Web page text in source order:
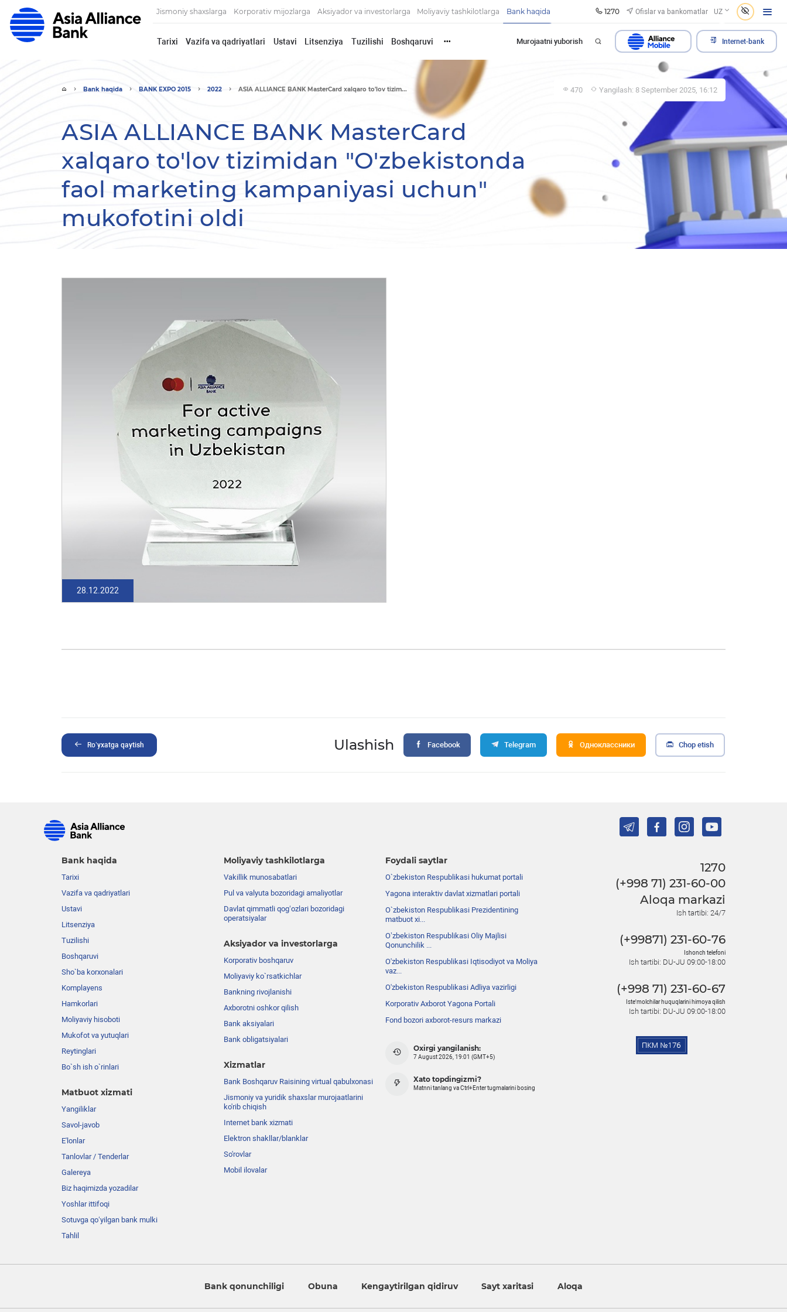
Jismoniy shaxslarga Korporativ mijozlarga Aksiyador va investorlarga Moliyaviy tashkilotlarga Bank haqida 1270 Ofislar va bankomatlar UZ
Tarixi Vazifa va qadriyatlari Ustavi Litsenziya Tuzilishi Boshqaruvi ••• Murojaatni yuborish Internet-bank
Bank haqida BANK EXPO 2015 2022 ASIA ALLIANCE BANK MasterCard xalqaro to'lov tizim... 470 Yangilash: 8 September 2025, 16:12
ASIA ALLIANCE BANK MasterCard
xalqaro to'lov tizimidan "O'zbekistonda
faol marketing kampaniyasi uchun"
mukofotini oldi
28.12.2022
Ro’yxatga qaytish Ulashish Facebook Telegram Одноклассники Chop etish
Bank haqida
Tarixi
Vazifa va qadriyatlari
Ustavi
Litsenziya
Tuzilishi
Boshqaruvi
Sho`ba korxonalari
Komplayens
Hamkorlari
Moliyaviy hisoboti
Mukofot va yutuqlari
Reytinglari
Bo`sh ish o`rinlari
Matbuot xizmati
Yangiliklar
Savol-javob
E'lonlar
Tanlovlar / Tenderlar
Galereya
Biz haqimizda yozadilar
Yoshlar ittifoqi
Sotuvga qo‘yilgan bank mulki
Tahlil
Moliyaviy tashkilotlarga
Vakillik munosabatlari
Pul va valyuta bozoridagi amaliyotlar
Davlat qimmatli qog‘ozlari bozoridagi
operatsiyalar
Aksiyador va investorlarga
Korporativ boshqaruv
Moliyaviy ko`rsatkichlar
Bankning rivojlanishi
Axborotni oshkor qilish
Bank aksiyalari
Bank obligatsiyalari
Xizmatlar
Bank Boshqaruv Raisining virtual qabulxonasi
Jismoniy va yuridik shaxslar murojaatlarini
ko'rib chiqish
Internet bank xizmati
Elektron shakllar/blanklar
So'rovlar
Mobil ilovalar
Foydali saytlar
O`zbekiston Respublikasi hukumat portali
Yagona interaktiv davlat xizmatlari portali
O`zbekiston Respublikasi Prezidentining
matbuot xi...
Oʼzbekiston Respublikasi Oliy Majlisi
Qonunchilik ...
O'zbekiston Respublikasi Iqtisodiyot va Moliya
vaz...
O'zbekiston Respublikasi Adliya vazirligi
Korporativ Axborot Yagona Portali
Fond bozori axborot-resurs markazi
Oxirgi yangilanish:
7 August 2026, 19:01 (GMT+5)
Xato topdingizmi?
Matnni tanlang va Ctrl+Enter tugmalarini bosing
1270
(+998 71) 231-60-00
Aloqa markazi
Ish tartibi: 24/7
(+99871) 231-60-76
Ishonch telefoni
Ish tartibi: DU-JU 09:00-18:00
(+998 71) 231-60-67
Iste'molchilar huquqlarini himoya qilish
Ish tartibi: DU-JU 09:00-18:00
Bank qonunchiligi Obuna Kengaytirilgan qidiruv Sayt xaritasi Aloqa